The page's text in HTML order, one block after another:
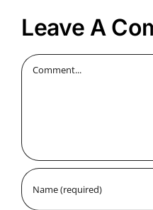
Leave A
Comment